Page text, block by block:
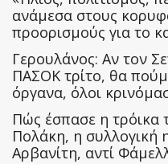
ανάμεσα στους
προορισμούς για το
Γερουλάνος: Αν τον
ΠΑΣΟΚ τρίτο, θα
όργανα, όλοι
Πώς έσπασε η τρόικα
Πολάκη, η συλλογική
Αρβανίτη, αντί